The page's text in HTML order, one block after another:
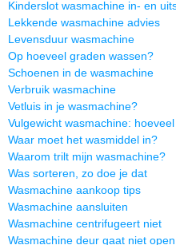
Kinderslot wasmachine in- en
Lekkende wasmachine advies
Levensduur wasmachine
Op hoeveel graden wassen?
Schoenen in de wasmachine
Verbruik wasmachine
Vetluis in je wasmachine?
Vulgewicht wasmachine:
Waar moet het wasmiddel in?
Waarom trilt mijn wasmachine?
Was sorteren, zo doe je dat
Wasmachine aankoop tips
Wasmachine aansluiten
Wasmachine centrifugeert niet
Wasmachine deur gaat niet open